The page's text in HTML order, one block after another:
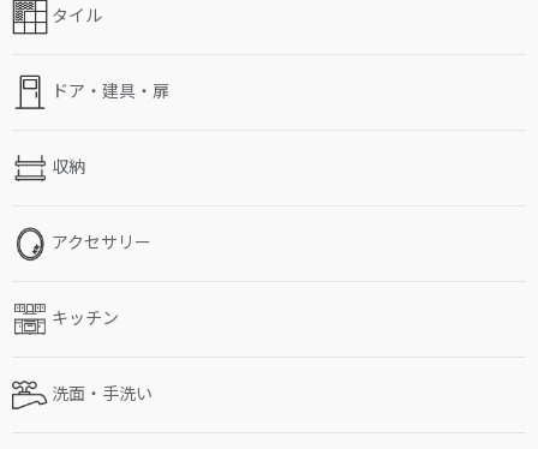
タイル
ドア・建具・扉
収納
アクセサリー
キッチン
洗面・手洗い